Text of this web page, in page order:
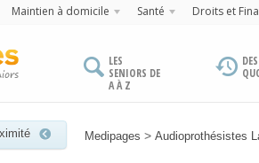
Maintien à domicile Santé Droits et
LES
SENIORS DE
A À Z
Medipages > Audioprothésistes